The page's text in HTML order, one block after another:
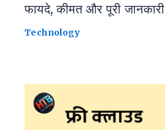
फायदे, कीमत और पूरी जानकारी
Technology